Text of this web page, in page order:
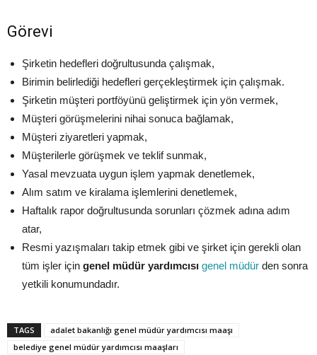
Görevi
Şirketin hedefleri doğrultusunda çalışmak,
Birimin belirlediği hedefleri gerçekleştirmek için çalışmak.
Şirketin müşteri portföyünü geliştirmek için yön vermek,
Müşteri görüşmelerini nihai sonuca bağlamak,
Müşteri ziyaretleri yapmak,
Müşterilerle görüşmek ve teklif sunmak,
Yasal mevzuata uygun işlem yapmak denetlemek,
Alım satım ve kiralama işlemlerini denetlemek,
Haftalık rapor doğrultusunda sorunları çözmek adına adım
atar,
Resmi yazışmaları takip etmek gibi ve şirket için gerekli olan
tüm işler için genel müdür yardımcısı genel müdür den sonra
yetkili konumundadır.
TAGS
adalet bakanlığı genel müdür yardımcısı maaşı
belediye genel müdür yardımcısı maaşları